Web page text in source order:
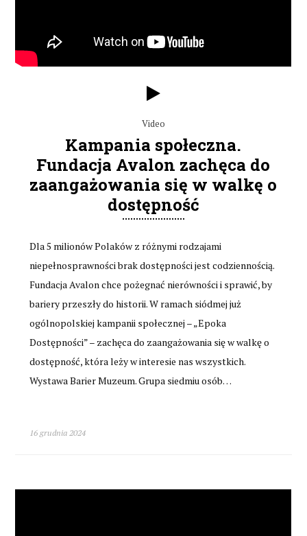
Video
Kampania społeczna.
Fundacja Avalon zachęca do
zaangażowania się w walkę o
dostępność
Dla 5 milionów Polaków z różnymi rodzajami
niepełnosprawności brak dostępności jest codziennością.
Fundacja Avalon chce pożegnać nierówności i sprawić, by
bariery przeszły do historii. W ramach siódmej już
ogólnopolskiej kampanii społecznej – „Epoka
Dostępności” – zachęca do zaangażowania się w walkę o
dostępność, która leży w interesie nas wszystkich.
Wystawa Barier Muzeum. Grupa siedmiu osób…
16 grudnia 2024